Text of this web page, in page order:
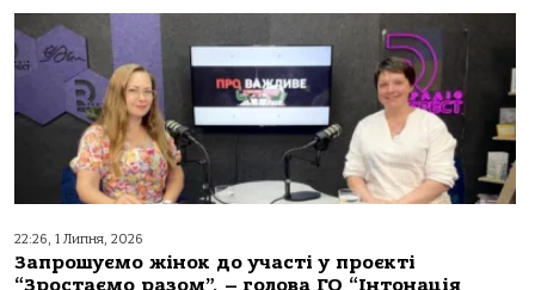
22:26, 1 Липня, 2026
Запрошуємо жінок до участі у проєкті
“Зростаємо разом”, – голова ГО “Інтонація